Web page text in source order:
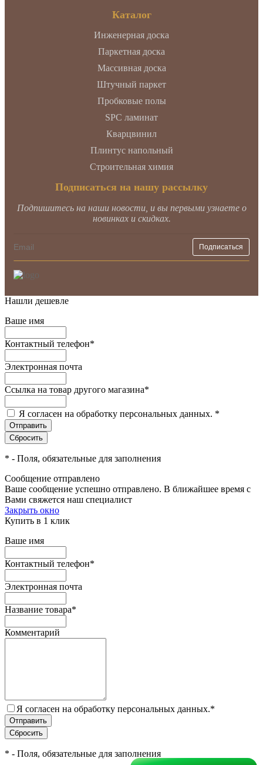
Каталог
Инженерная доска
Паркетная доска
Массивная доска
Штучный паркет
Пробковые полы
SPC ламинат
Кварцвинил
Плинтус напольный
Строительная химия
Подписаться на нашу рассылку
Подпишитесь на наши новости, и вы первыми узнаете о
новинках и скидках.
Нашли дешевле
Ваше имя
Контактный телефон*
Электронная почта
Ссылка на товар другого магазина*
Я согласен на обработку персональных данных. *
* - Поля, обязательные для заполнения
Сообщение отправлено
Ваше сообщение успешно отправлено. В ближайшее время с
Вами свяжется наш специалист
Закрыть окно
Купить в 1 клик
Ваше имя
Контактный телефон*
Электронная почта
Название товара*
Комментарий
Я согласен на обработку персональных данных.*
* - Поля, обязательные для заполнения